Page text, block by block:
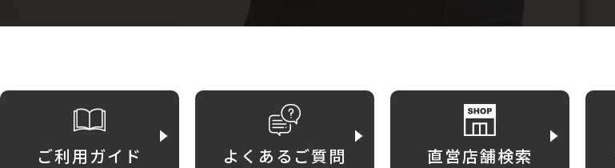
ご利用ガイド よくあるご質問 直営店舗検索